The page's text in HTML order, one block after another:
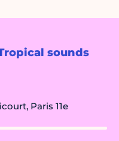
sounds
Paris 11e